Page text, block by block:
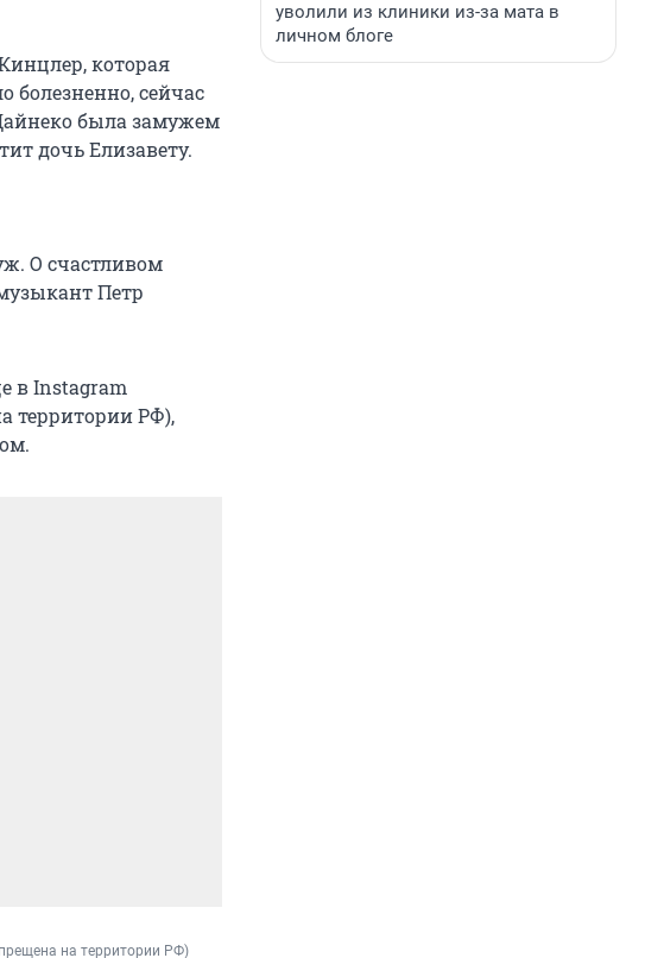
которая
болезненно, сейчас
была замужем
дочь Елизавету.
О счастливом
Петр
в Instagram
территории РФ),
на территории РФ)
уволили из клиники из-за мата в
личном блоге